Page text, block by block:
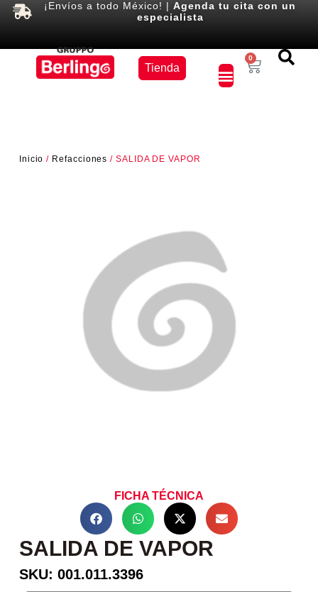
¡Envíos a todo México! |Agenda tu cita con un
especialista
Tienda
0
Inicio / Refacciones / SALIDA DE VAPOR
FICHA TÉCNICA
SALIDA DE VAPOR
SKU: 001.011.3396